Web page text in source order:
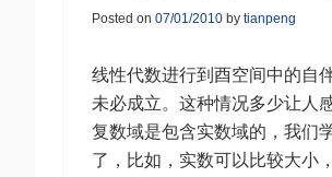
Posted on 07/01/2010by tianpeng
线性代数进行到酉空间中的自
未必成立。这种情况多少让人
复数域是包含实数域的，我们
了，比如，实数可以比较大小